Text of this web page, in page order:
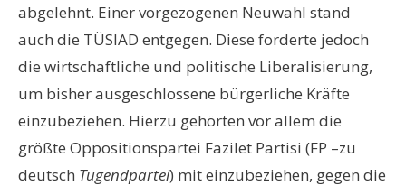
abgelehnt. Einer vorgezogenen Neuwahl stand
auch die TÜSIAD entgegen. Diese forderte jedoch
die wirtschaftliche und politische Liberalisierung,
um bisher ausgeschlossene bürgerliche Kräfte
einzubeziehen. Hierzu gehörten vor allem die
größte Oppositionspartei Fazilet Partisi (FP –zu
deutsch Tugendpartei) mit einzubeziehen, gegen die